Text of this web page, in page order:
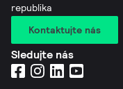
republika
Kontaktujte nás
Sledujte nás